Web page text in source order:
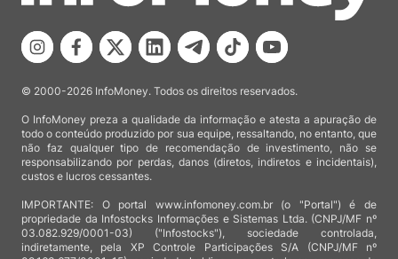
© 2000-2026 InfoMoney. Todos os direitos reservados.
O InfoMoney preza a qualidade da informação e atesta a apuração de
todo o conteúdo produzido por sua equipe, ressaltando, no entanto, que
não faz qualquer tipo de recomendação de investimento, não se
responsabilizando por perdas, danos (diretos, indiretos e incidentais),
custos e lucros cessantes.
IMPORTANTE: O portal www.infomoney.com.br (o "Portal") é de
propriedade da Infostocks Informações e Sistemas Ltda. (CNPJ/MF nº
03.082.929/0001-03) ("Infostocks"), sociedade controlada,
indiretamente, pela XP Controle Participações S/A (CNPJ/MF nº